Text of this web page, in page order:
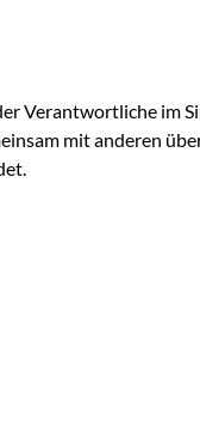
Verantwortliche im
mit anderen